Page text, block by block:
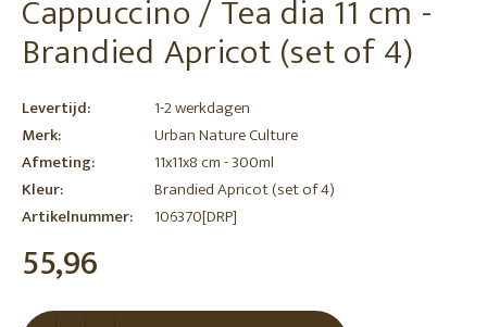
Cappuccino / Tea dia 11 cm -
Brandied Apricot (set of 4)
Levertijd:
1-2 werkdagen
Merk:
Urban Nature Culture
Afmeting:
11x11x8 cm - 300ml
Kleur:
Brandied Apricot (set of 4)
Artikelnummer:
106370[DRP]
55,96